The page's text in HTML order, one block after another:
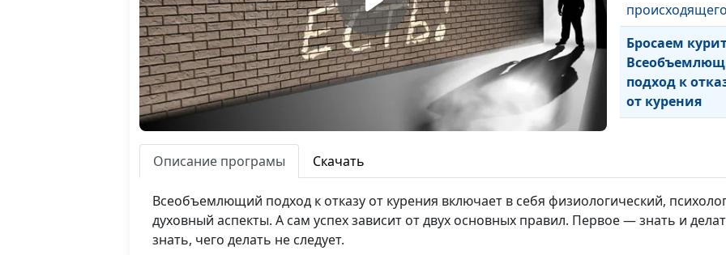
происходящего
Бросаем
подход к
от курения
Описание програмы Скачать
Всеобъемлющий подход к отказу от курения включает в себя физиологический,
духовный аспекты. А сам успех зависит от двух основных правил. Первое — знать и
знать, чего делать не следует.